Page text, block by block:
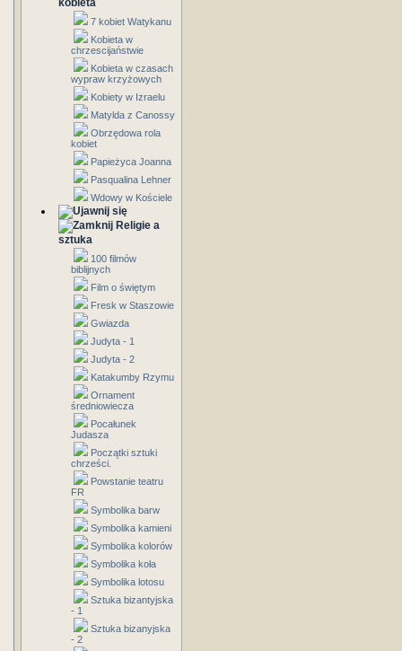
kobieta
7 kobiet Watykanu
Kobieta w
chrzescijaństwie
Kobieta w czasach
wypraw krzyżowych
Kobiety w Izraelu
Matylda z Canossy
Obrzędowa rola
kobiet
Papieżyca Joanna
Pasqualina Lehner
Wdowy w Kościele
Religie a
sztuka
100 filmów
biblijnych
Film o świętym
Fresk w Staszowie
Gwiazda
Judyta - 1
Judyta - 2
Katakumby Rzymu
Ornament
średniowiecza
Pocałunek
Judasza
Początki sztuki
chrześci.
Powstanie teatru
FR
Symbolika barw
Symbolika kamieni
Symbolika kolorów
Symbolika koła
Symbolika lotosu
Sztuka bizantyjska
- 1
Sztuka bizanyjska
- 2